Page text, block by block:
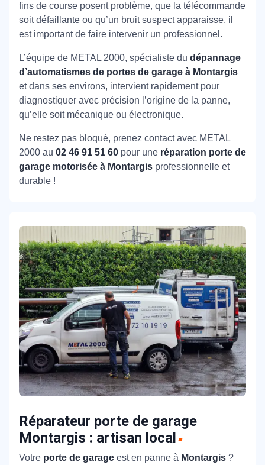
fins de course posent problème, que la télécommande
soit défaillante ou qu’un bruit suspect apparaisse, il
est important de faire intervenir un professionnel.
L’équipe de METAL 2000, spécialiste du dépannage
d’automatismes de portes de garage à Montargis
et dans ses environs, intervient rapidement pour
diagnostiquer avec précision l’origine de la panne,
qu’elle soit mécanique ou électronique.
Ne restez pas bloqué, prenez contact avec METAL
2000 au 02 46 91 51 60 pour une réparation porte de
garage motorisée à Montargis professionnelle et
durable !
Réparateur porte de garage
Montargis : artisan local
Votre porte de garage est en panne à Montargis ?